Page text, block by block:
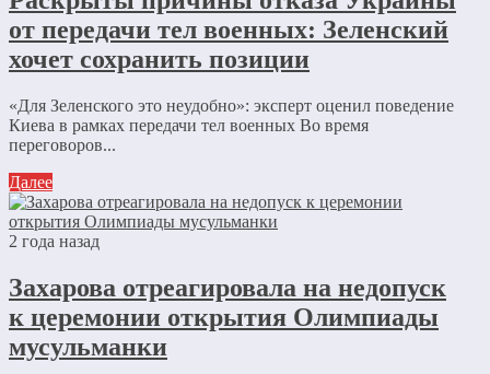
от передачи тел военных: Зеленский
хочет сохранить позиции
«Для Зеленского это неудобно»: эксперт оценил поведение
Киева в рамках передачи тел военных Во время
переговоров...
Далее
2 года назад
Захарова отреагировала на недопуск
к церемонии открытия Олимпиады
мусульманки